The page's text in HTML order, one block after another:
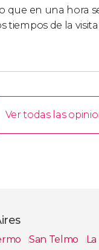
que en una hora
tiempos de la
Ver todas las
San Telmo